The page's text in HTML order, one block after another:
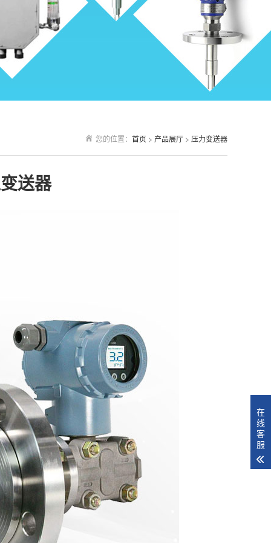
您的位置： 首页 > 产品展厅 > 压力变送器
送器
在
线
客
服